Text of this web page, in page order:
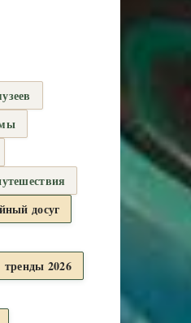
досуг
тренды 2026